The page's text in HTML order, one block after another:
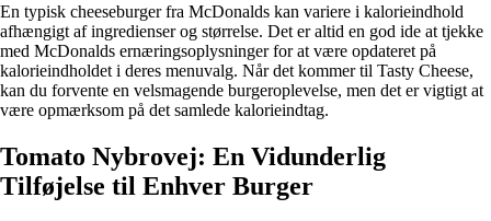
En typisk cheeseburger fra McDonalds kan variere i kalorieindhold
afhængigt af ingredienser og størrelse. Det er altid en god ide at tjekke
med McDonalds ernæringsoplysninger for at være opdateret på
kalorieindholdet i deres menuvalg. Når det kommer til Tasty Cheese,
kan du forvente en velsmagende burgeroplevelse, men det er vigtigt at
være opmærksom på det samlede kalorieindtag.
Tomato Nybrovej: En Vidunderlig
Tilføjelse til Enhver Burger